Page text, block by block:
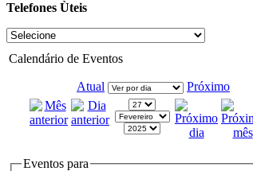
Telefones Ùteis
Calendário de Eventos
Atual Próximo
Eventos para